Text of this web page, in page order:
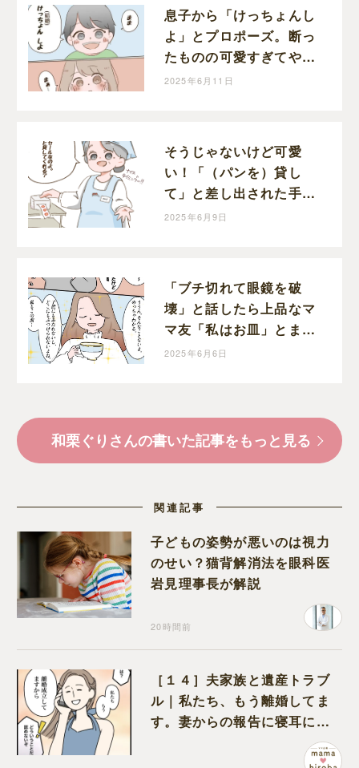
息子から「けっちょんし
よ」とプロポーズ。断っ
たものの可愛すぎてやっ
ぱり結婚したくなった｜
2025年6月11日
そうじゃないけど可愛
い！「（パンを）貸し
て」と差し出された手に
反射的に自分の手を重ね
2025年6月9日
「ブチ切れて眼鏡を破
壊」と話したら上品なマ
マ友「私はお皿」とまさ
かの共感。そんな日もあ
2025年6月6日
和栗ぐりさんの書いた記事をもっと見る
関連記事
子どもの姿勢が悪いのは視力
のせい？猫背解消法を眼科医
岩見理事長が解説
20時間前
［１４］夫家族と遺産トラブ
ル｜私たち、もう離婚してま
す。妻からの報告に寝耳に水